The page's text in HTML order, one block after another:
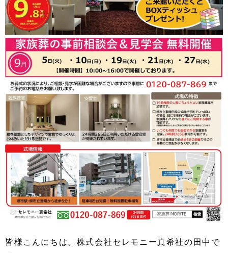
皆様こんにちは。株式会社セレモニー真希社の田中で